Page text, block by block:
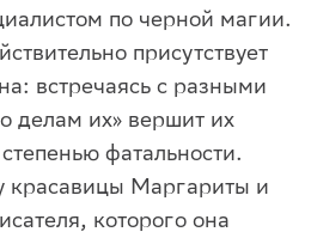
по черной магии.
присутствует
встречаясь с разными
делам их» вершит их
фатальности.
красавицы Маргариты и
которого она